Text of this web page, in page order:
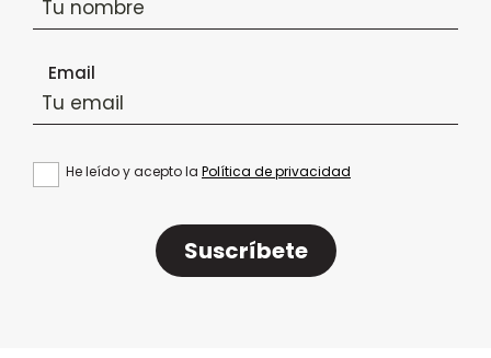
Email
He leído y acepto la Política de privacidad
Suscríbete